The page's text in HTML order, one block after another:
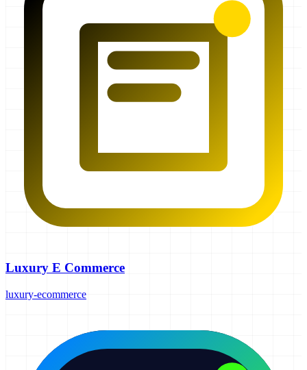
Luxury E Commerce
luxury-ecommerce